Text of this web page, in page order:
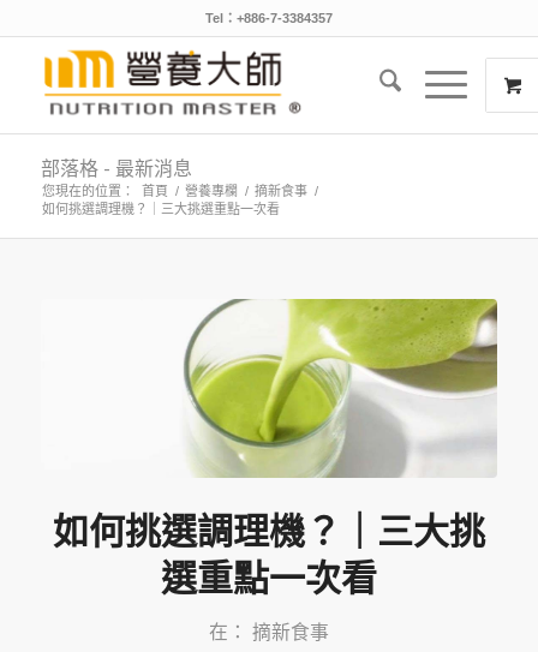
Tel：+886-7-3384357
部落格 - 最新消息
您現在的位置： 首頁 / 營養專欄 / 摘新食事 /
如何挑選調理機？｜三大挑選重點一次看
如何挑選調理機？｜三大挑
選重點一次看
在： 摘新食事